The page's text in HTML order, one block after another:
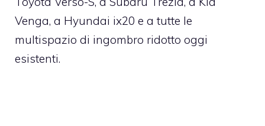
Venga, a Hyundai ix20 e a tutte le
multispazio di ingombro ridotto oggi
esistenti.